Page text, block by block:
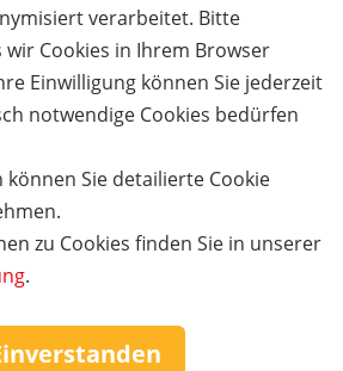
verarbeitet. Bitte
wir Cookies in Ihrem Browser
Einwilligung können Sie jederzeit
notwendige Cookies bedürfen
Sie detailierte Cookie
zu Cookies finden Sie in unserer
.
aus Ihrem Kundenkonto
ANMELDEN
& Hilfe
- Fr. 09:00-16:00
(0)941 46 39 63 90
future.de